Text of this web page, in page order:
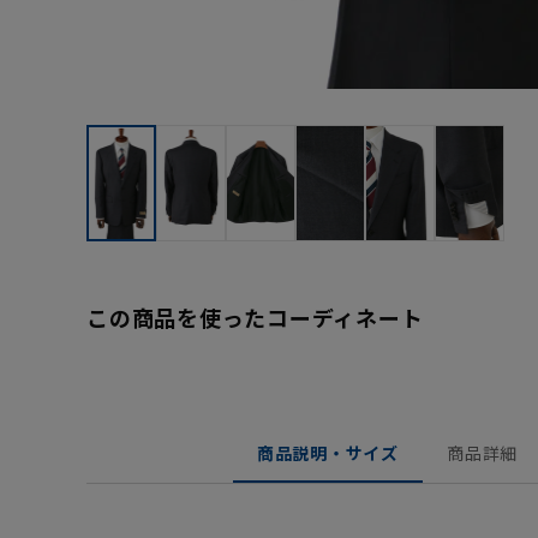
この商品を使ったコーディネート
商品説明・サイズ 商品詳細